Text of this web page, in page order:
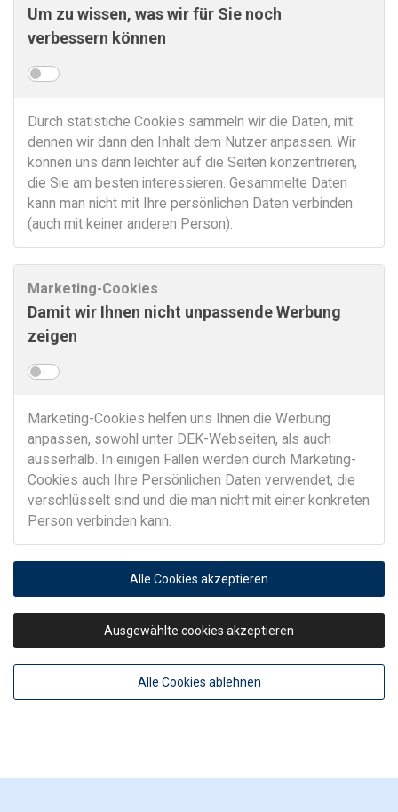
Um zu wissen, was wir für Sie noch
verbessern können
Durch statistiche Cookies sammeln wir die Daten, mit
dennen wir dann den Inhalt dem Nutzer anpassen. Wir
können uns dann leichter auf die Seiten konzentrieren,
die Sie am besten interessieren. Gesammelte Daten
kann man nicht mit Ihre persönlichen Daten verbinden
(auch mit keiner anderen Person).
Marketing-Cookies
Damit wir Ihnen nicht unpassende Werbung
zeigen
Marketing-Cookies helfen uns Ihnen die Werbung
anpassen, sowohl unter DEK-Webseiten, als auch
ausserhalb. In einigen Fällen werden durch Marketing-
Cookies auch Ihre Persönlichen Daten verwendet, die
verschlüsselt sind und die man nicht mit einer konkreten
Person verbinden kann.
Alle Cookies ablehnen
Ausgewählte cookies akzeptieren
Alle Cookies akzeptieren